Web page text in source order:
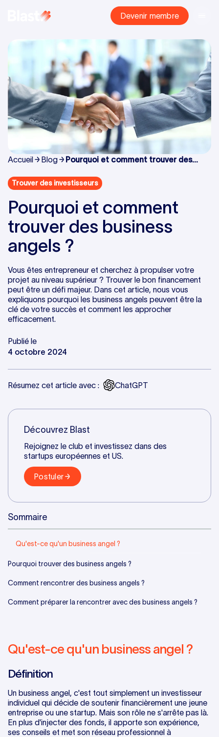
Devenir membre
Accueil Blog
Pourquoi et comment trouver des
Trouver des investisseurs
Pourquoi et comment
trouver des business
angels ?
Vous êtes entrepreneur et cherchez à propulser votre
projet au niveau supérieur ? Trouver le bon financement
peut être un défi majeur. Dans cet article, nous vous
expliquons pourquoi les business angels peuvent être la
clé de votre succès et comment les approcher
efficacement.
Publié le
4 octobre 2024
Résumez cet article avec : ChatGPT
Découvrez Blast
Rejoignez le club et investissez dans des
startups européennes et US.
Postuler
Sommaire
Qu'est-ce qu'un business angel ?
Pourquoi trouver des business angels ?
Comment rencontrer des business angels ?
Comment préparer la rencontrer avec des business angels ?
Qu'est-ce qu'un business angel ?
Définition
Un business angel, c'est tout simplement un investisseur
individuel qui décide de soutenir financièrement une jeune
entreprise ou une startup. Mais son rôle ne s'arrête pas là.
En plus d'injecter des fonds, il apporte son expérience,
ses conseils et met son réseau professionnel à